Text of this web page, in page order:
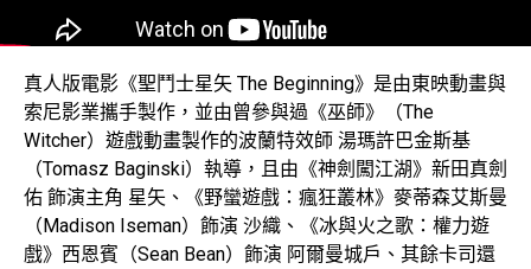
真人版電影《聖鬥士星矢 The Beginning》是由東映動畫與
索尼影業攜手製作，並由曾參與過《巫師》（The
Witcher）遊戲動畫製作的波蘭特效師 湯瑪許巴金斯基
（Tomasz Baginski）執導，且由《神劍闖江湖》新田真劍
佑 飾演主角 星矢、《野蠻遊戲：瘋狂叢林》麥蒂森艾斯曼
（Madison Iseman）飾演 沙織、《冰與火之歌：權力遊
戲》西恩賓（Sean Bean）飾演 阿爾曼城戶、其餘卡司還